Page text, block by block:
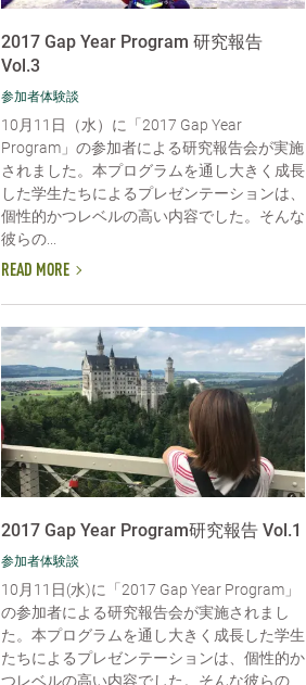
2017 Gap Year Program 研究報告
Vol.3
参加者体験談
10月11日（水）に「2017 Gap Year
Program」の参加者による研究報告会が実施
されました。本プログラムを通し大きく成長
した学生たちによるプレゼンテーションは、
個性的かつレベルの高い内容でした。そんな
彼らの...
READ MORE
2017 Gap Year Program研究報告 Vol.1
参加者体験談
10月11日(水)に「2017 Gap Year Program」
の参加者による研究報告会が実施されまし
た。本プログラムを通し大きく成長した学生
たちによるプレゼンテーションは、個性的か
つレベルの高い内容でした。そんな彼らの